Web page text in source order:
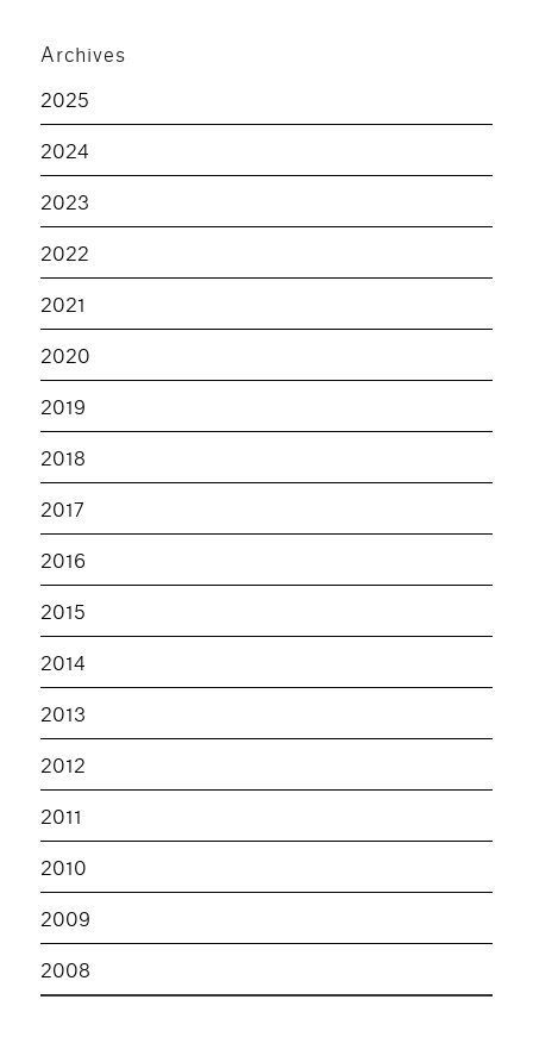
Archives
2025
2024
2023
2022
2021
2020
2019
2018
2017
2016
2015
2014
2013
2012
2011
2010
2009
2008